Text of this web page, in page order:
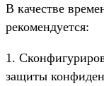
В качестве
рекомендуется:
1.
защиты